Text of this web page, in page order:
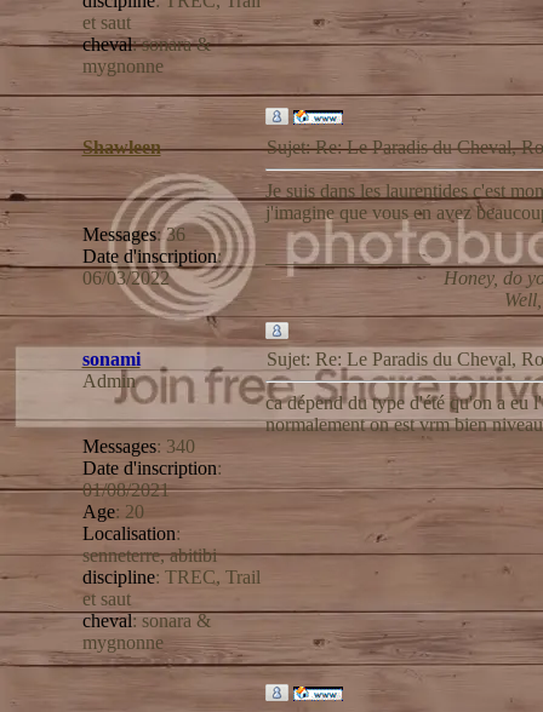
et saut
cheval:sonara &
mygnonne
Shawleen
Messages:36
Date d'inscription:
06/03/2022
Sujet: Re: Le Paradis du Cheval,
Je suis dans les laurentides c'est
j'imagine que vous en avez
_________________
Honey, do
sonami
Admin
Messages: 340
Date d'inscription:
01/08/2021
Age: 20
Localisation:
senneterre, abitibi
discipline: TREC, Trail
et saut
cheval:sonara &
mygnonne
Sujet: Re: Le Paradis du Cheval,
ca dépend du type d'été qu'on a eu
normalement on est vrm bien